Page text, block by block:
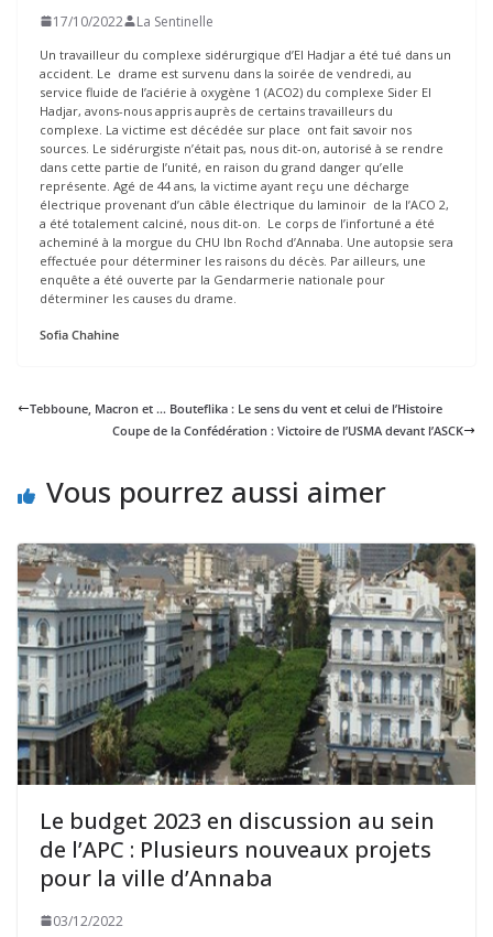
17/10/2022 La Sentinelle
Un travailleur du complexe sidérurgique d’El Hadjar a été tué dans un
accident. Le drame est survenu dans la soirée de vendredi, au
service fluide de l’aciérie à oxygène 1 (ACO2) du complexe Sider El
Hadjar, avons-nous appris auprès de certains travailleurs du
complexe. La victime est décédée sur place ont fait savoir nos
sources. Le sidérurgiste n’était pas, nous dit-on, autorisé à se rendre
dans cette partie de l’unité, en raison du grand danger qu’elle
représente. Agé de 44 ans, la victime ayant reçu une décharge
électrique provenant d’un câble électrique du laminoir de la l’ACO 2,
a été totalement calciné, nous dit-on. Le corps de l’infortuné a été
acheminé à la morgue du CHU Ibn Rochd d’Annaba. Une autopsie sera
effectuée pour déterminer les raisons du décès. Par ailleurs, une
enquête a été ouverte par la Gendarmerie nationale pour
déterminer les causes du drame.
Sofia Chahine
Tebboune, Macron et … Bouteflika : Le sens du vent et celui de l’Histoire
Coupe de la Confédération : Victoire de l’USMA devant l’ASCK
Vous pourrez aussi aimer
Le budget 2023 en discussion au sein
de l’APC : Plusieurs nouveaux projets
pour la ville d’Annaba
03/12/2022